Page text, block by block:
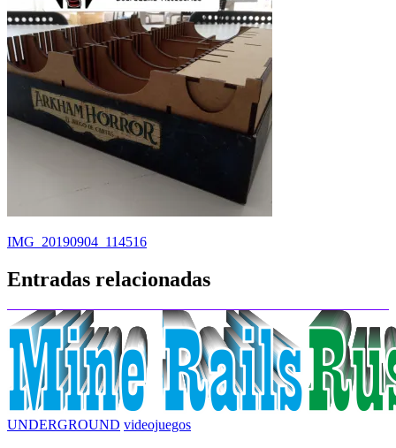
Navegación
de
entradas
IMG_20190904_114516
Entradas relacionadas
UNDERGROUND videojuegos